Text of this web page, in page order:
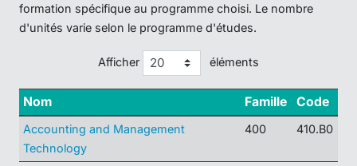
formation spécifique au programme choisi. Le nombre
d'unités varie selon le programme d'études.
Afficher éléments
Nom Famille Code
Accounting and Management
Technology
400 410.B0